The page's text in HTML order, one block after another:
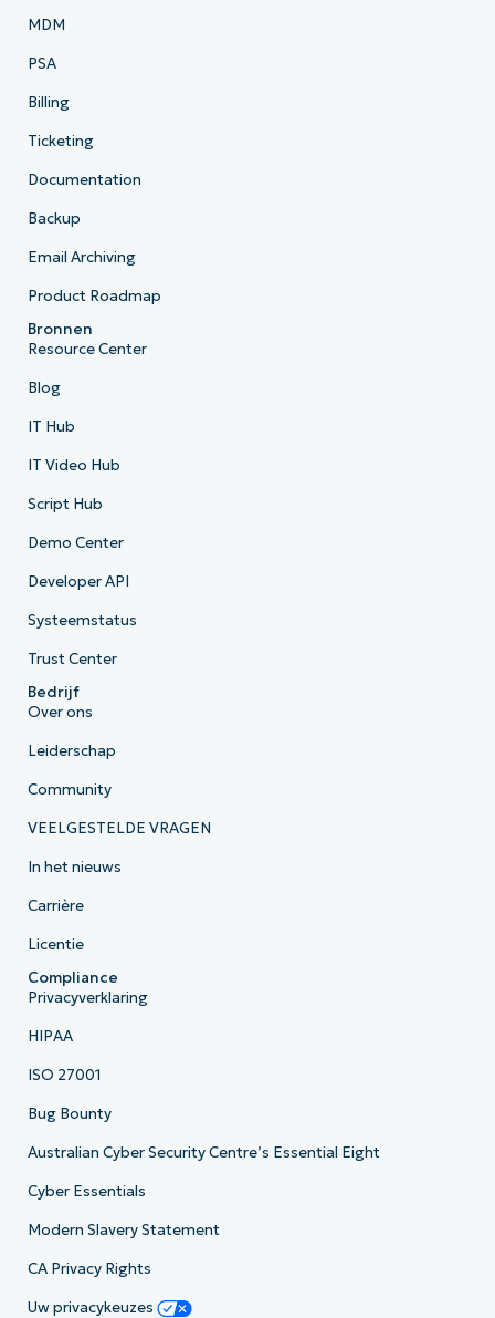
MDM
PSA
Billing
Ticketing
Documentation
Backup
Email Archiving
Product Roadmap
Bronnen
Resource Center
Blog
IT Hub
IT Video Hub
Script Hub
Demo Center
Developer API
Systeemstatus
Trust Center
Bedrijf
Over ons
Leiderschap
Community
VEELGESTELDE VRAGEN
In het nieuws
Carrière
Licentie
Compliance
Privacyverklaring
HIPAA
ISO 27001
Bug Bounty
Australian Cyber Security Centre’s Essential Eight
Cyber Essentials
Modern Slavery Statement
CA Privacy Rights
Uw privacykeuzes